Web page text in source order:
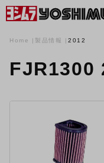
Home 製品情報 2012
FJR1300